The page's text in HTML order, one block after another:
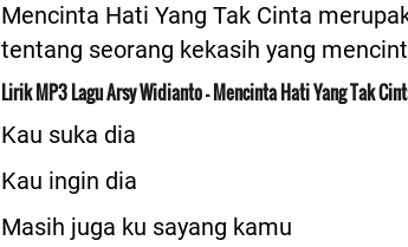
Mencinta Hati Yang Tak Cinta
tentang seorang kekasih yang
Lirik MP3 Lagu Arsy Widianto - Mencinta Hati Yang Tak
Kau suka dia
Kau ingin dia
Masih juga ku sayang kamu